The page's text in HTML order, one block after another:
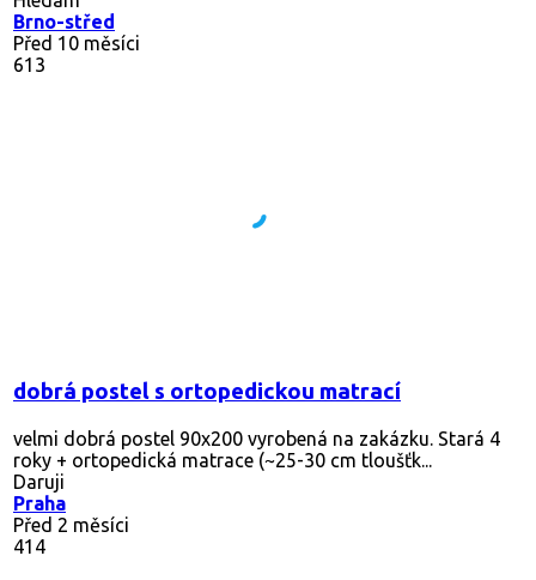
Brno-střed
Před 10 měsíci
613
dobrá postel s ortopedickou matrací
velmi dobrá postel 90x200 vyrobená na zakázku. Stará 4
roky + ortopedická matrace (~25-30 cm tloušťk...
Daruji
Praha
Před 2 měsíci
414